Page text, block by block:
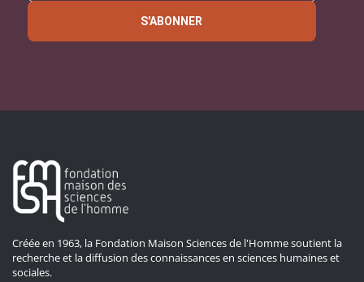
S'ABONNER
Créée en 1963, la Fondation Maison Sciences de l'Homme soutient la
recherche et la diffusion des connaissances en sciences humaines et
sociales.